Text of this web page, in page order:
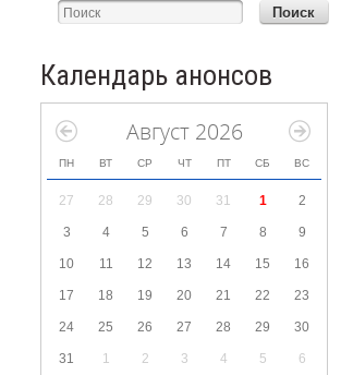
Календарь анонсов
Август 2026
ПН ВТ СР ЧТ ПТ СБ ВС
27 28 29 30 31 1 2
3 4 5 6 7 8 9
10 11 12 13 14 15 16
17 18 19 20 21 22 23
24 25 26 27 28 29 30
31 1 2 3 4 5 6